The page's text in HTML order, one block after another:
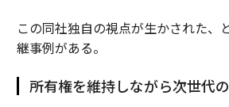
この同社独自の視点が生かされた、
継事例がある。
所有権を維持しながら次世代